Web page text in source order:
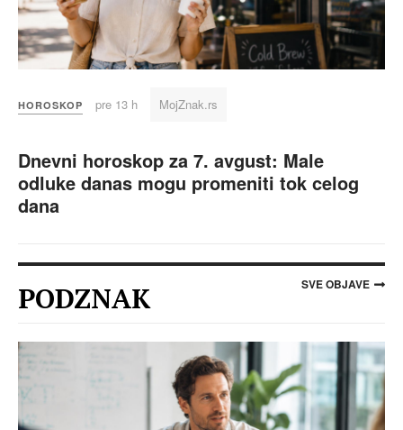
HOROSKOP pre 13 h MojZnak.rs
Dnevni horoskop za 7. avgust: Male
odluke danas mogu promeniti tok celog
dana
PODZNAK SVE OBJAVE